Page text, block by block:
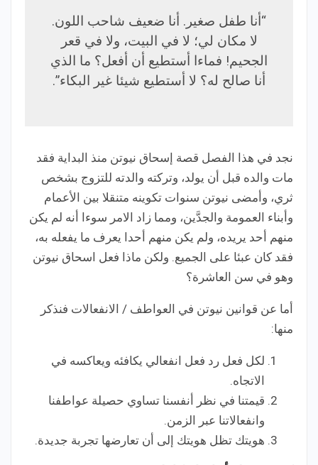
“أنا طفل صغير. أنا ضعيف شاحب اللون.
لا مكان لي؛ لا في البيت، ولا في قعر
الجحيم! فماءا أستطيع أن أفعل؟ ما الذي
أنا صالح له؟ لا أستطيع شيئا غير البكاء”.
نجد في هذا الفصل قصة إسحاق نيوتن منذ البداية فقد
مات والده قبل أن يولد، وتركته والدته للتزوج بشخص
ثري، وأمضى نيوتن سنوات تكوينه متنقلا بين الأعمام
وأبناء العمومة والجدَّين، ومما زاد الامر سوءا أنه لم يكن
منهم أحد يريده، ولم يكن منهم أحدا يعرف ما يفعله به،
فقد كان عبئا على الجميع. ولكن ماذا فعل اسحاق نيوتن
وهو في سن العاشرة؟
أما عن قوانين نيوتن في العواطف / الانفعالات فنذكر
منها:
لكل فعل رد فعل انفعالي يكافئه ويعاكسه في
الاتجاه.
قيمتنا في نظر أنفسنا تساوي حصيلة عواطفنا
وانفعالاتنا عبر الزمن.
هويتك تظل هويتك إلى أن تعارضها تجربة جديدة.